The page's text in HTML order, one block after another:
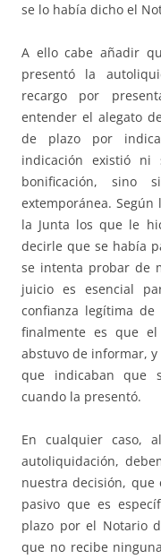
se lo había dicho el
A ello cabe añadir
presentó la
recargo por
entender el alegato
de plazo por
indicación existió ni
bonificación,
extemporánea.
la Junta los que le
decirle que se había
se intenta probar de
juicio es esencial
confianza legítima
finalmente es que
abstuvo de informar,
que indicaban que
cuando la presentó.
En cualquier caso,
autoliquidación,
nuestra decisión,
pasivo que es
plazo por el Notario
que no recibe